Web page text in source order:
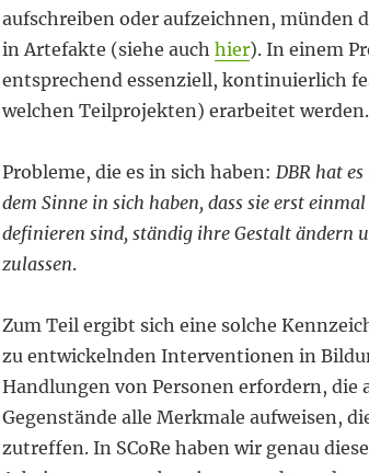
aufschreiben oder aufzeichnen, münden
in Artefakte (siehe auch hier). In einem
entsprechend essenziell, kontinuierlich
welchen Teilprojekten) erarbeitet werden.
Probleme, die es in sich haben: DBR hat
dem Sinne in sich haben, dass sie erst
definieren sind, ständig ihre Gestalt ändern
zulassen.
Zum Teil ergibt sich eine solche
zu entwickelnden Interventionen in
Handlungen von Personen erfordern, die
Gegenstände alle Merkmale aufweisen,
zutreffen. In SCoRe haben wir genau